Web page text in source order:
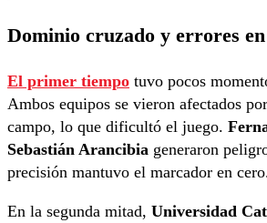
Dominio cruzado y errores
El primer tiempo tuvo pocos
Ambos equipos se vieron afectados
campo, lo que dificultó el juego.
Sebastián Arancibia generaron
precisión mantuvo el marcador en
En la segunda mitad, Universidad